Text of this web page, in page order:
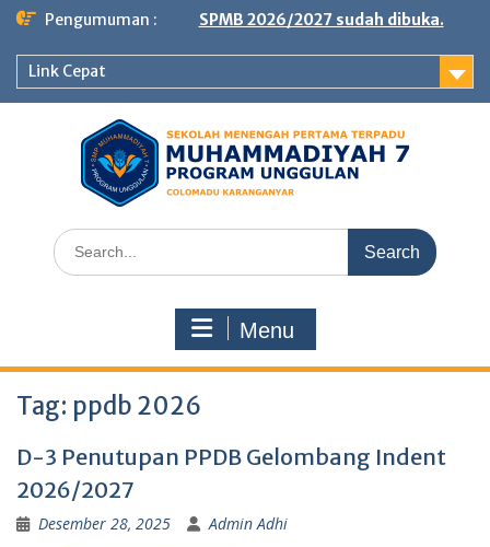
Skip
content
Pengumuman : SPMB 2026/2027 sudah dibuka.
Link Cepat
Search
for:
Menu
Tag: ppdb 2026
D-3 Penutupan PPDB Gelombang Indent
2026/2027
Desember 28, 2025 Admin Adhi